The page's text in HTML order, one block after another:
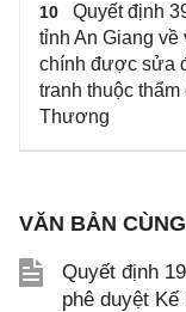
10
Quyết định
tỉnh An Giang về
chính được sửa
tranh thuộc
Thương
VĂN BẢN
Quyết định
phê duyệt